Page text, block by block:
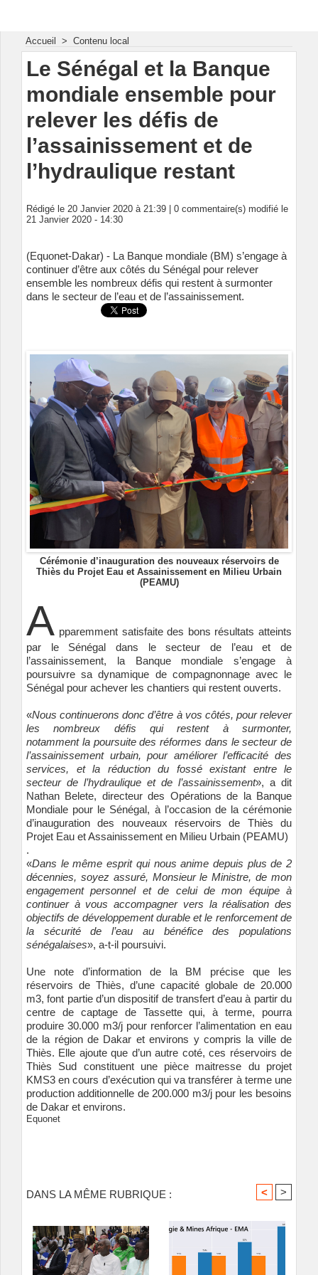
Accueil > Contenu local
Le Sénégal et la Banque
mondiale ensemble pour
relever les défis de
l’assainissement et de
l’hydraulique restant
Rédigé le 20 Janvier 2020 à 21:39 | 0 commentaire(s) modifié le
21 Janvier 2020 - 14:30
(Equonet-Dakar) - La Banque mondiale (BM) s’engage à
continuer d’être aux côtés du Sénégal pour relever
ensemble les nombreux défis qui restent à surmonter
dans le secteur de l’eau et de l’assainissement.
Cérémonie d’inauguration des nouveaux réservoirs de
Thiès du Projet Eau et Assainissement en Milieu Urbain
(PEAMU)
A pparemment satisfaite des bons résultats atteints
par le Sénégal dans le secteur de l’eau et de
l’assainissement, la Banque mondiale s’engage à
poursuivre sa dynamique de compagnonnage avec le
Sénégal pour achever les chantiers qui restent ouverts.
«Nous continuerons donc d’être à vos côtés, pour relever
les nombreux défis qui restent à surmonter,
notamment la poursuite des réformes dans le secteur de
l’assainissement urbain, pour améliorer l’efficacité des
services, et la réduction du fossé existant entre le
secteur de l’hydraulique et de l’assainissement», a dit
Nathan Belete, directeur des Opérations de la Banque
Mondiale pour le Sénégal, à l’occasion de la cérémonie
d’inauguration des nouveaux réservoirs de Thiès du
Projet Eau et Assainissement en Milieu Urbain (PEAMU)
.
«Dans le même esprit qui nous anime depuis plus de 2
décennies, soyez assuré, Monsieur le Ministre, de mon
engagement personnel et de celui de mon équipe à
continuer à vous accompagner vers la réalisation des
objectifs de développement durable et le renforcement de
la sécurité de l’eau au bénéfice des populations
sénégalaises», a-t-il poursuivi.
Une note d’information de la BM précise que les
réservoirs de Thiès, d’une capacité globale de 20.000
m3, font partie d’un dispositif de transfert d’eau à partir du
centre de captage de Tassette qui, à terme, pourra
produire 30.000 m3/j pour renforcer l’alimentation en eau
de la région de Dakar et environs y compris la ville de
Thiès. Elle ajoute que d’un autre coté, ces réservoirs de
Thiès Sud constituent une pièce maitresse du projet
KMS3 en cours d’exécution qui va transférer à terme une
production additionnelle de 200.000 m3/j pour les besoins
de Dakar et environs.
Equonet
DANS LA MÊME RUBRIQUE : < >